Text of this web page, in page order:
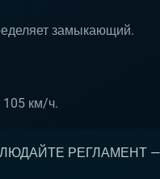
замыкающий.
км/ч.
РЕГЛАМЕНТ